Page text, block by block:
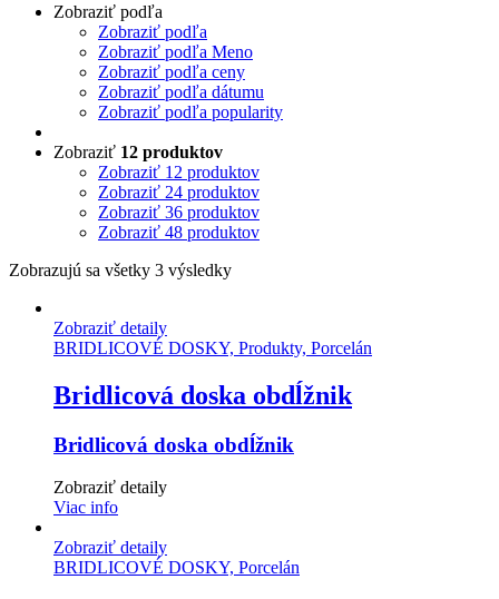
Zobraziť podľa
Zobraziť podľa
Zobraziť podľa Meno
Zobraziť podľa ceny
Zobraziť podľa dátumu
Zobraziť podľa popularity
Zobraziť 12 produktov
Zobraziť 12 produktov
Zobraziť 24 produktov
Zobraziť 36 produktov
Zobraziť 48 produktov
Zobrazujú sa všetky 3 výsledky
Zobraziť detaily
BRIDLICOVÉ DOSKY, Produkty, Porcelán
Bridlicová doska obdĺžnik
Bridlicová doska obdĺžnik
Zobraziť detaily
Viac info
Zobraziť detaily
BRIDLICOVÉ DOSKY, Porcelán